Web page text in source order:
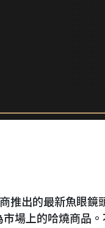
推出的最新魚眼
場上的哈燒商品